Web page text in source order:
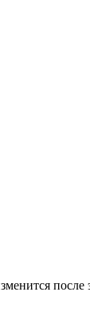
после